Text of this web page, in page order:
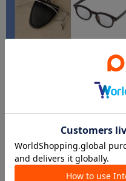
🆕【メガネ＆サングラス】夏必須アイテム🕶️☀️
3COINS+plus イオンモール上尾店